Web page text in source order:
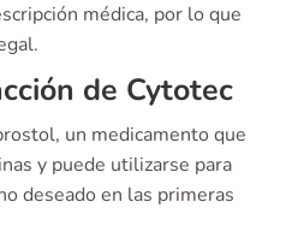
médica, por lo que
de Cytotec
un medicamento que
y puede utilizarse para
deseado en las primeras